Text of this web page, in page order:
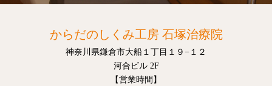
からだのしくみ工房 石塚治療院
神奈川県鎌倉市大船１丁目１９−１２
河合ビル 2F
【営業時間】